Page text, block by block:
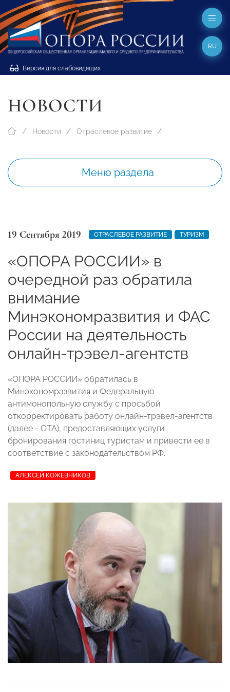
Версия для слабовидящих
RU
НОВОСТИ
Новости Отраслевое развитие
Меню раздела
19 Сентября 2019 ОТРАСЛЕВОЕ РАЗВИТИЕ ТУРИЗМ
«ОПОРА РОССИИ» в
очередной раз обратила
внимание
Минэкономразвития и ФАС
России на деятельность
онлайн-трэвел-агентств
«ОПОРА РОССИИ» обратилась в
Минэкономразвития и Федеральную
антимонопольную службу с просьбой
откорректировать работу онлайн-трэвел-агентств
(далее - ОТА), предоставляющих услуги
бронирования гостиниц туристам и привести ее в
соответствие с законодательством РФ.
АЛЕКСЕЙ КОЖЕВНИКОВ